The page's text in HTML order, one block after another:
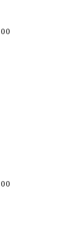
00
00